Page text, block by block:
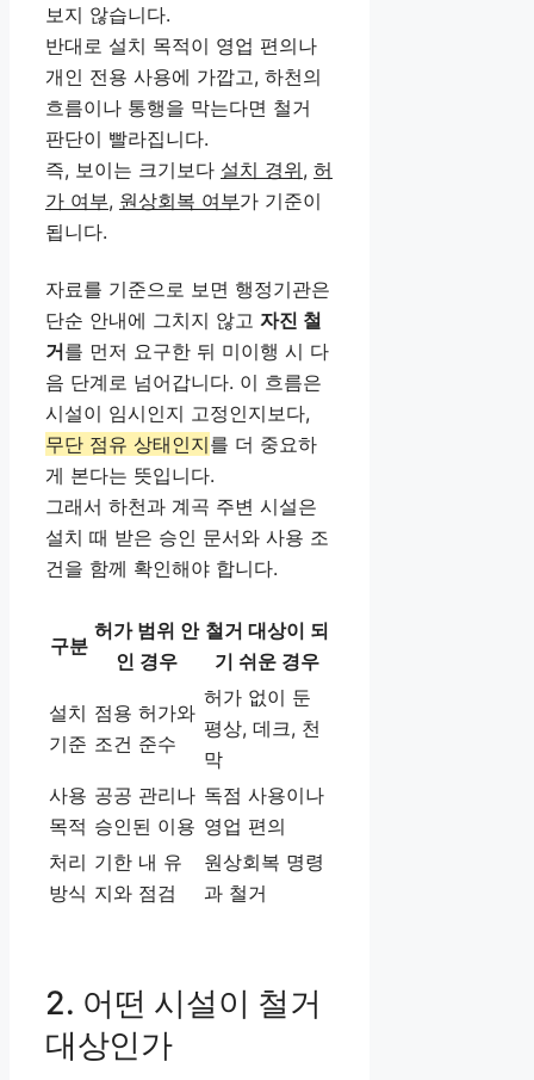
보지 않습니다.
반대로 설치 목적이 영업 편의나
개인 전용 사용에 가깝고, 하천의
흐름이나 통행을 막는다면 철거
판단이 빨라집니다.
즉, 보이는 크기보다 설치 경위, 허
가 여부, 원상회복 여부가 기준이
됩니다.
자료를 기준으로 보면 행정기관은
단순 안내에 그치지 않고 자진 철
거를 먼저 요구한 뒤 미이행 시 다
음 단계로 넘어갑니다. 이 흐름은
시설이 임시인지 고정인지보다,
무단 점유 상태인지를 더 중요하
게 본다는 뜻입니다.
그래서 하천과 계곡 주변 시설은
설치 때 받은 승인 문서와 사용 조
건을 함께 확인해야 합니다.
구분
허가 범위 안
인 경우
철거 대상이 되
기 쉬운 경우
설치
기준
점용 허가와
조건 준수
허가 없이 둔
평상, 데크, 천
막
사용
목적
공공 관리나
승인된 이용
독점 사용이나
영업 편의
처리
방식
기한 내 유
지와 점검
원상회복 명령
과 철거
2. 어떤 시설이 철거
대상인가